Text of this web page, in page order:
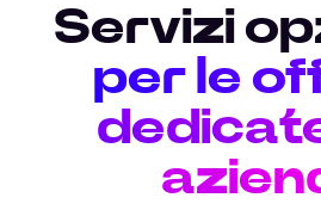
Servizi
per le